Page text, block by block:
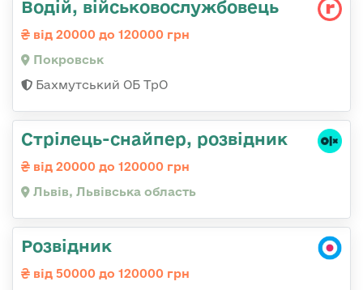
Водій, військовослужбовець
від 20000 до 120000 грн
Покровськ
Бахмутський ОБ ТрО
Стрілець-снайпер, розвідник
від 20000 до 120000 грн
Львів, Львівська область
Розвідник
від 50000 до 120000 грн